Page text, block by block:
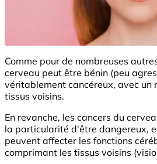
Comme pour de nombreuses
cerveau peut être bénin (peu
véritablement cancéreux, avec un
tissus voisins.
En revanche, les cancers du
la particularité d'être dangereux,
peuvent affecter les fonctions
comprimant les tissus voisins